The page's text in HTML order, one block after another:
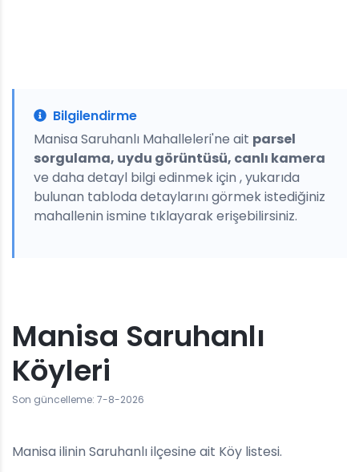
Bilgilendirme
Manisa Saruhanlı Mahalleleri'ne ait parsel
sorgulama, uydu görüntüsü, canlı kamera
ve daha detayl bilgi edinmek için , yukarıda
bulunan tabloda detaylarını görmek istediğiniz
mahallenin ismine tıklayarak erişebilirsiniz.
Manisa Saruhanlı
Köyleri
Son güncelleme: 7-8-2026
Manisa ilinin Saruhanlı ilçesine ait Köy listesi.